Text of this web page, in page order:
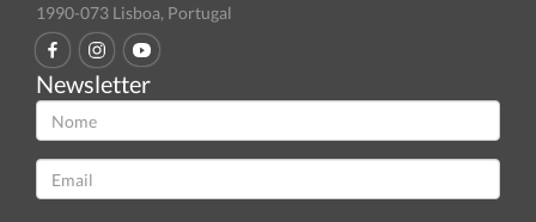
1990-073 Lisboa, Portugal
Newsletter